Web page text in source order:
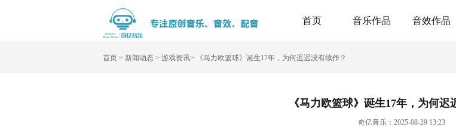
首页 音乐作品 音效作品
首页 > 新闻动态 > 游戏资讯> 《马力欧篮球》诞生17年，为何迟迟没有续作？
《马力欧篮球》诞生17年，为何迟
奇亿音乐：2025-08-29 13:23